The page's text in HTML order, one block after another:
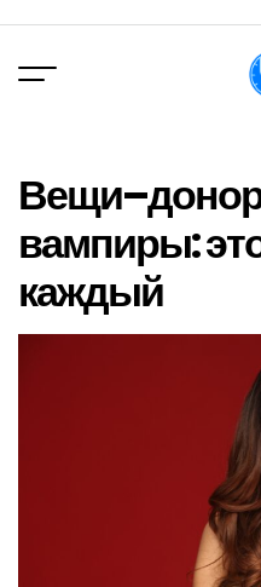
вмісту
вампиры:
каждый